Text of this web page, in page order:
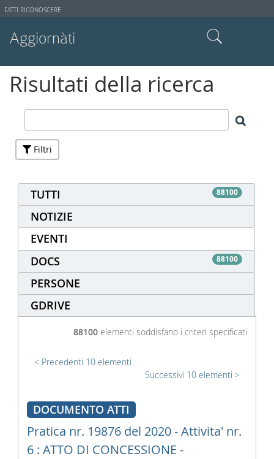
Strumenti
FATTI RICONOSCERE
Aggiornàti
Ricerca avanzata…
Risultati della ricerca
Filtri
TUTTI 88100
NOTIZIE
EVENTI
DOCS
88100
PERSONE
GDRIVE
88100 elementi soddisfano i criteri specificati
Precedenti 10 elementi
Successivi 10 elementi
DOCUMENTO ATTI
Pratica nr. 19876 del 2020 - Attivita' nr.
6 : ATTO DI CONCESSIONE -